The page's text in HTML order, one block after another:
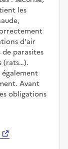
les
d'air
parasites
(rats…).
également
Avant
obligations